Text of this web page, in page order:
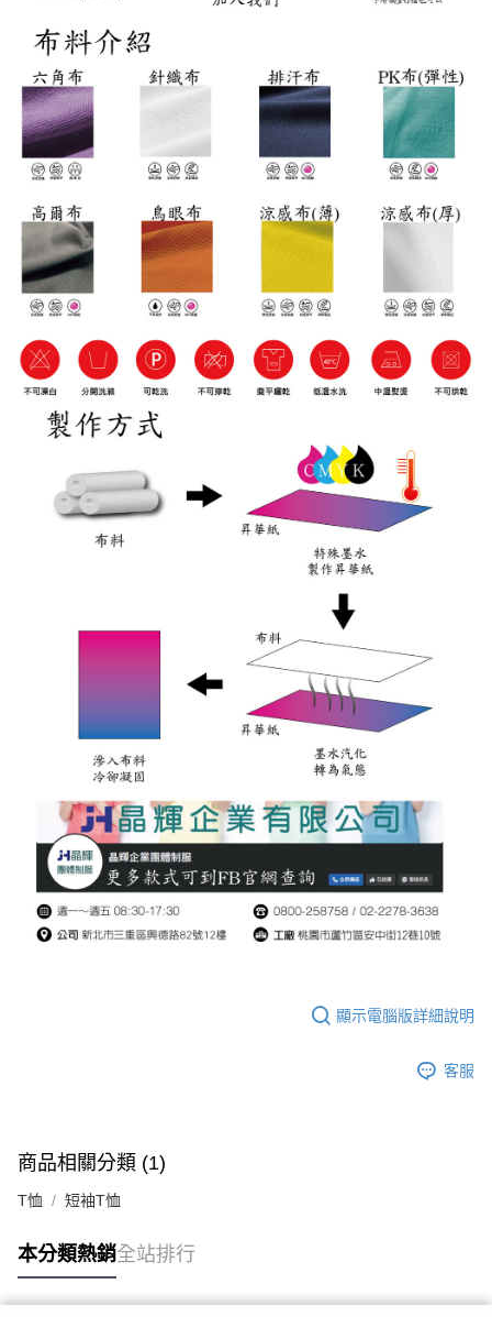
顯示電腦版詳細說明
客服
商品相關分類 (1)
T恤 短袖T恤
本分類熱銷全站排行